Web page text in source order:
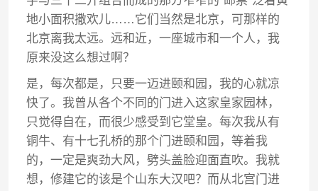
地小面积撒欢儿……它们当然是北京，可那样的
北京离我太远。远和近，一座城市和一个人，我
原来没这么想过啊？
是，每次都是，只要一迈进颐和园，我的心就凉
快了。我曾从各个不同的门进入这家皇家园林，
只觉得自在，而很少感受到它堂皇。每次我从有
铜牛、有十七孔桥的那个门进颐和园，等着我
的，一定是爽劲大风，劈头盖脸迎面直吹。我就
想，修建它的该是个山东大汉吧？而从北宫门进